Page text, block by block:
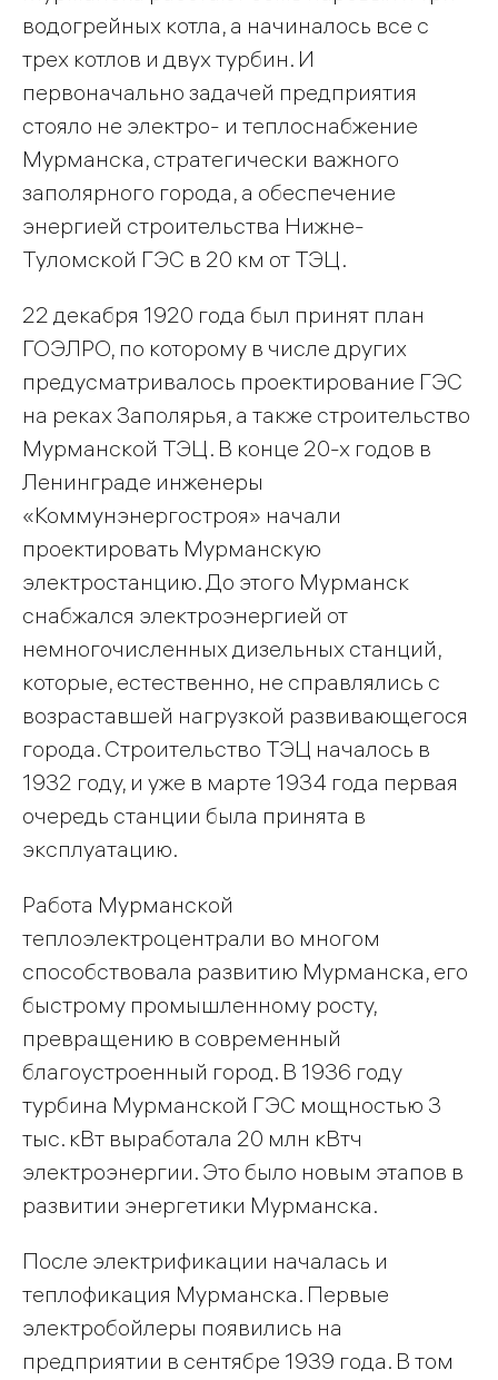
водогрейных котла, а начиналось все с
трех котлов и двух турбин. И
первоначально задачей предприятия
стояло не электро- и теплоснабжение
Мурманска, стратегически важного
заполярного города, а обеспечение
энергией строительства Нижне-
Туломской ГЭС в 20 км от ТЭЦ.
22 декабря 1920 года был принят план
ГОЭЛРО, по которому в числе других
предусматривалось проектирование ГЭС
на реках Заполярья, а также строительство
Мурманской ТЭЦ. В конце 20-х годов в
Ленинграде инженеры
«Коммунэнергостроя» начали
проектировать Мурманскую
электростанцию. До этого Мурманск
снабжался электроэнергией от
немногочисленных дизельных станций,
которые, естественно, не справлялись с
возраставшей нагрузкой развивающегося
города. Строительство ТЭЦ началось в
1932 году, и уже в марте 1934 года первая
очередь станции была принята в
эксплуатацию.
Работа Мурманской
теплоэлектроцентрали во многом
способствовала развитию Мурманска, его
быстрому промышленному росту,
превращению в современный
благоустроенный город. В 1936 году
турбина Мурманской ГЭС мощностью 3
тыс. кВт выработала 20 млн кВтч
электроэнергии. Это было новым этапов в
развитии энергетики Мурманска.
После электрификации началась и
теплофикация Мурманска. Первые
электробойлеры появились на
предприятии в сентябре 1939 года. В том